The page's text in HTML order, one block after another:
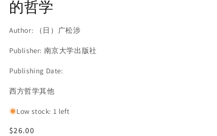
的哲学
Author: （日）广松涉
Publisher: 南京大学出版社
Publishing Date:
SKU:
西方哲学其他
Low stock: 1 left
Regular
$26.00